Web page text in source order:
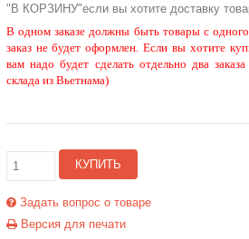
"В КОРЗИНУ"если вы хотите доставку
В одном заказе должны быть товары с
заказ не будет оформлен. Если вы хотите
вам надо будет сделать отдельно два
склада из Вьетнама)
КУПИТЬ
Задать вопрос о товаре
Версия для печати